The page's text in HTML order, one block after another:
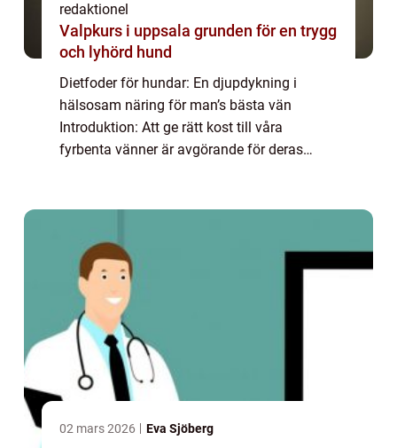
redaktionel
Valpkurs i uppsala grunden för en trygg
och lyhörd hund
Dietfoder för hundar: En djupdykning i
hälsosam näring för man’s bästa vän
Introduktion: Att ge rätt kost till våra
fyrbenta vänner är avgörande för deras
02 mars 2026 Eva Sjöberg